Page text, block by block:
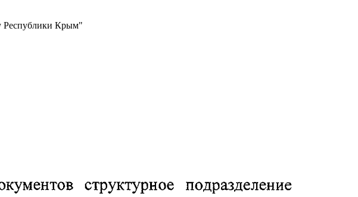
Республики Крым"